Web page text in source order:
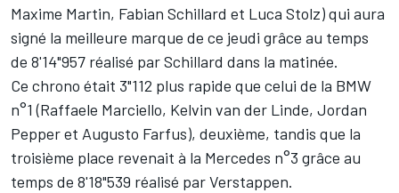
Maxime Martin, Fabian Schillard et Luca Stolz) qui aura
signé la meilleure marque de ce jeudi grâce au temps
de 8'14"957 réalisé par Schillard dans la matinée.
Ce chrono était 3"112 plus rapide que celui de la BMW
n°1 (Raffaele Marciello, Kelvin van der Linde, Jordan
Pepper et Augusto Farfus), deuxième, tandis que la
troisième place revenait à la Mercedes n°3 grâce au
temps de 8'18"539 réalisé par Verstappen.